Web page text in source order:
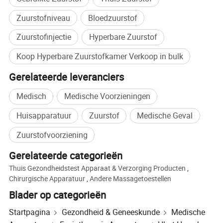
Upgradeversie
Verbeterde druk van 2,0 ATA, waardoor er meer zuivere zuurstof
wordt toegediend en de zuurstoftherapie effectiever wordt.
Het redelijke ontwerp, de vele menselijke details, de constructie van
de hoogste standaard en de mogelijkheid van extra opties zorgen
er samen voor dat de Kingshare KH03 hyperbarische kamer de
beste op de wereldmarkt wordt.
Zuurstofniveau
Bloedzuurstof
Zuurstofinjectie
Hyperbare Zuurstof
Koop Hyperbare Zuurstofkamer Verkoop in bulk
Gerelateerde leveranciers
Medisch
Medische Voorzieningen
Huisapparatuur
Zuurstof
Medische Geval
Zuurstofvoorziening
Gerelateerde categorieën
Thuis Gezondheidstest Apparaat & Verzorging Producten
Chirurgische Apparatuur ,Andere Massagetoestellen
Blader op categorieën
Startpagina Gezondheid & Geneeskunde
Medische